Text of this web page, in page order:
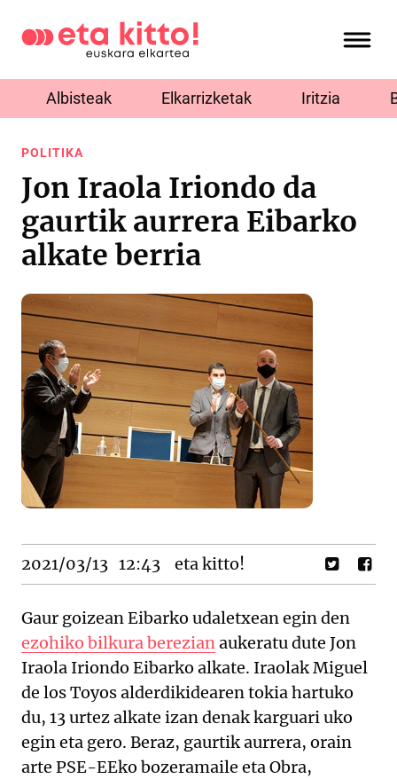
Albisteak Elkarrizketak Iritzia
POLITIKA
Jon Iraola Iriondo da
gaurtik aurrera Eibarko
alkate berria
2021/03/13 12:43 eta kitto!
Gaur goizean Eibarko udaletxean egin den
ezohiko bilkura berezianaukeratu dute Jon
Iraola Iriondo Eibarko alkate. Iraolak Miguel
de los Toyos alderdikidearen tokia hartuko
du, 13 urtez alkate izan denak karguari uko
egin eta gero. Beraz, gaurtik aurrera, orain
arte PSE-EEko bozeramaile eta Obra,